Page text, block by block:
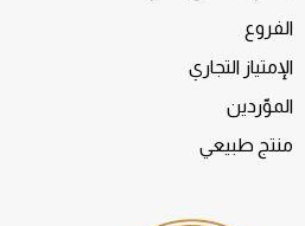
الفروع
الإمتياز التجاري
الموّردين
منتج طبيعي